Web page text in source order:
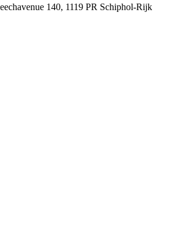
140, 1119 PR Schiphol-Rijk